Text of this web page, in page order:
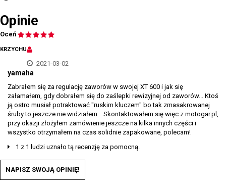
Opinie
Oceń
KRZYCHU
2021-03-02
yamaha
Zabrałem się za regulację zaworów w swojej XT 600 i jak się
załamałem, gdy dobrałem się do zaślepki rewizyjnej od zaworów... Ktoś
ją ostro musiał potraktować ''ruskim kluczem'' bo tak zmasakrowanej
śruby to jeszcze nie widziałem... Skontaktowałem się więc z motogar.pl,
przy okazji złożyłem zamówienie jeszcze na kilka innych części i
wszystko otrzymałem na czas solidnie zapakowane, polecam!
1 z 1 ludzi uznało tą recenzję za pomocną.
NAPISZ SWOJĄ OPINIĘ!